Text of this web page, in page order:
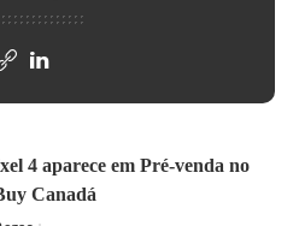
4 aparece em Pré-venda no
Canadá